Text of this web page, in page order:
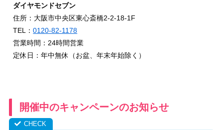
ダイヤモンドセブン
住所：大阪市中央区東心斎橋2-2-18-1F
TEL：0120-82-1178
営業時間：24時間営業
定休日：年中無休（お盆、年末年始除く）
開催中のキャンペーンのお知らせ